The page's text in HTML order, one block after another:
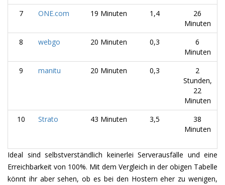
7
ONE.com 19 Minuten 1,4
26
Minuten
8
webgo 20 Minuten 0,3
6
Minuten
9
manitu 20 Minuten 0,3
2
Stunden,
22
Minuten
10
Strato 43 Minuten 3,5
38
Minuten
Ideal sind selbstverständlich keinerlei Serverausfälle und eine
Erreichbarkeit von 100%. Mit dem Vergleich in der obigen Tabelle
könnt ihr aber sehen, ob es bei den Hostern eher zu wenigen,